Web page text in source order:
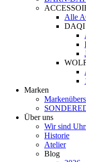
Alle
DAQI
Marken
Über uns
Wir sind
Historie
Atelier
Blog